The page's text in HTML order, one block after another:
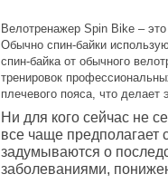
Велотренажер Spin Bike –
Обычно спин-байки
спин-байка от обычного
тренировок
плечевого пояса, что делает
Ни для кого сейчас не
все чаще предполагает
задумываются о
заболеваниями,